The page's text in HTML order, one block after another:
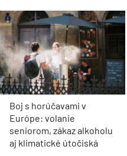
Boj s horúčavami v
Európe: volanie
seniorom, zákaz alkoholu
aj klimatické útočiská